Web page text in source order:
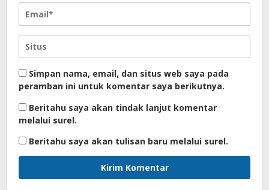
Simpan nama, email, dan situs web saya pada
peramban ini untuk komentar saya berikutnya.
Beritahu saya akan tindak lanjut komentar
melalui surel.
Beritahu saya akan tulisan baru melalui surel.